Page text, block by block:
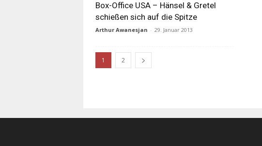
Box-Office USA – Hänsel & Gretel
schießen sich auf die Spitze
Arthur Awanesjan - 29. Januar 2013
1 2